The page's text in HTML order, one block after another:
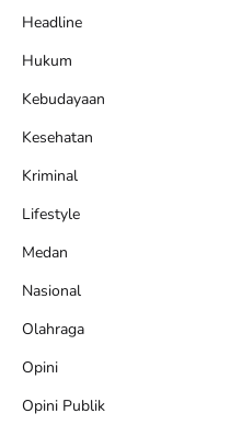
Headline
Hukum
Kebudayaan
Kesehatan
Kriminal
Lifestyle
Medan
Nasional
Olahraga
Opini
Opini Publik